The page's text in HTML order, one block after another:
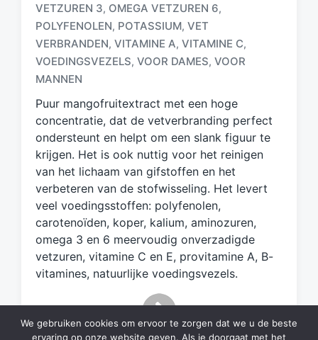
e
t
a
g
m
e
t
VETZUREN 3, OMEGA VETZUREN 6,
POLYFENOLEN, POTASSIUM, VET
VERBRANDEN, VITAMINE A, VITAMINE C,
VOEDINGSVEZELS, VOOR DAMES, VOOR
MANNEN
Puur mangofruitextract met een hoge
concentratie, dat de vetverbranding perfect
ondersteunt en helpt om een slank figuur te
krijgen. Het is ook nuttig voor het reinigen
van het lichaam van gifstoffen en het
verbeteren van de stofwisseling. Het levert
veel voedingsstoffen: polyfenolen,
carotenoïden, koper, kalium, aminozuren,
omega 3 en 6 meervoudig onverzadigde
vetzuren, vitamine C en E, provitamine A, B-
vitamines, natuurlijke voedingsvezels.
We gebruiken cookies om ervoor te zorgen dat we u de beste
ervaring op onze website geven. Als je doorgaat met het